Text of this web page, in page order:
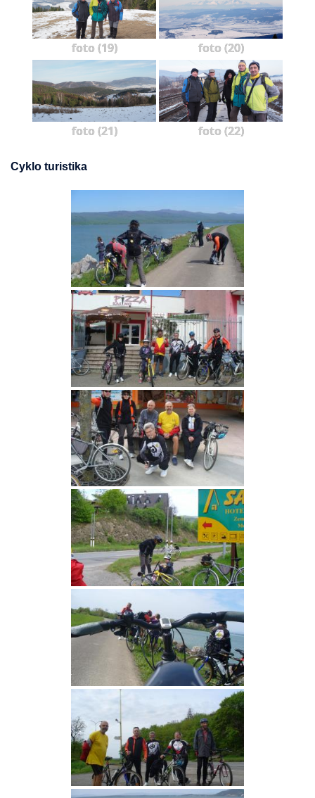
foto (19) foto (20)
foto (21) foto (22)
Cyklo turistika